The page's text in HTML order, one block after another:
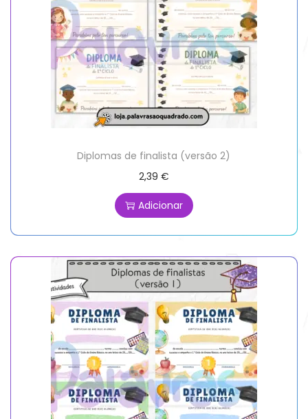
Diplomas de finalista (versão 2)
2,39 €
Adicionar